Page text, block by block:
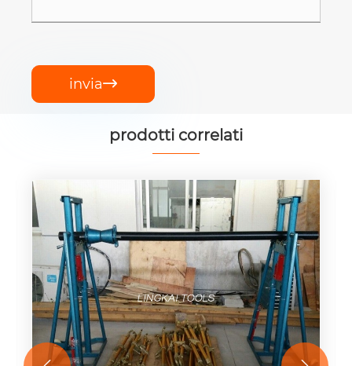
invia
prodotti correlati